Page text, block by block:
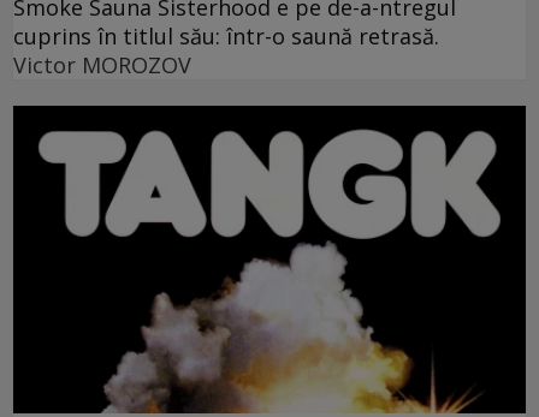
Smoke Sauna Sisterhood e pe de-a-ntregul
cuprins în titlul său: într-o saună retrasă.
Victor MOROZOV